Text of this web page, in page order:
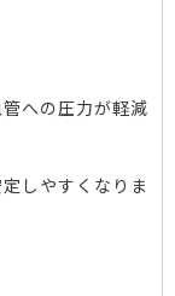
への圧力が軽減
しやすくなりま